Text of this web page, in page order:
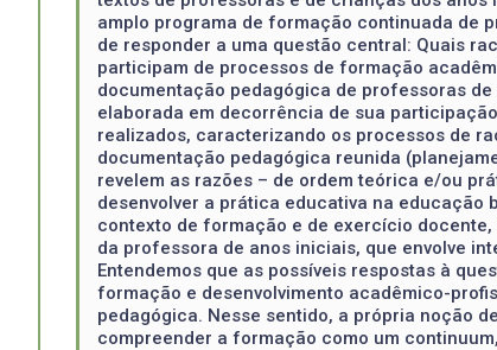
amplo programa de formação continuada de
de responder a uma questão central: Quais
participam de processos de formação
documentação pedagógica de professoras
elaborada em decorrência de sua
realizados, caracterizando os processos de
documentação pedagógica reunida
revelem as razões – de ordem teórica e/ou
desenvolver a prática educativa na educação
contexto de formação e de exercício
da professora de anos iniciais, que envolve
Entendemos que as possíveis respostas à
formação e desenvolvimento acadêmico-
pedagógica. Nesse sentido, a própria noção
compreender a formação como um